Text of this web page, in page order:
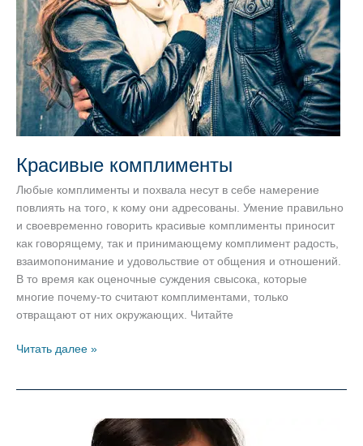
Красивые комплименты
Любые комплименты и похвала несут в себе намерение
повлиять на того, к кому они адресованы. Умение правильно
и своевременно говорить красивые комплименты приносит
как говорящему, так и принимающему комплимент радость,
взаимопонимание и удовольствие от общения и отношений.
В то время как оценочные суждения свысока, которые
многие почему-то считают комплиментами, только
отвращают от них окружающих. Читайте
Красивые
Читать далее »